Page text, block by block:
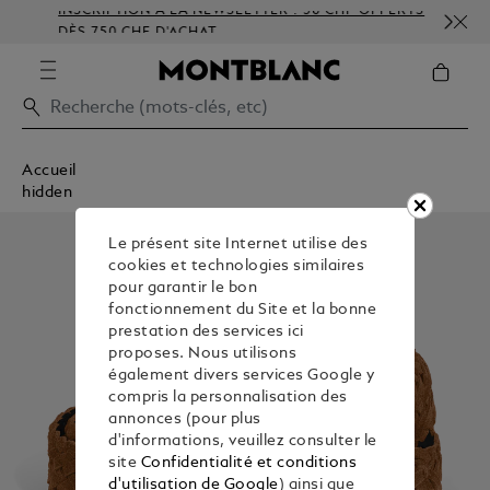
INSCRIPTION À LA NEWSLETTER : 50 CHF OFFERTS
DÈS 750 CHF D'ACHAT
Accueil
hidden
Le présent site Internet utilise des
cookies et technologies similaires
pour garantir le bon
fonctionnement du Site et la bonne
prestation des services ici
proposes. Nous utilisons
également divers services Google y
compris la personnalisation des
annonces (pour plus
d'informations, veuillez consulter le
site Confidentialité et conditions
d'utilisation de Google) ainsi que